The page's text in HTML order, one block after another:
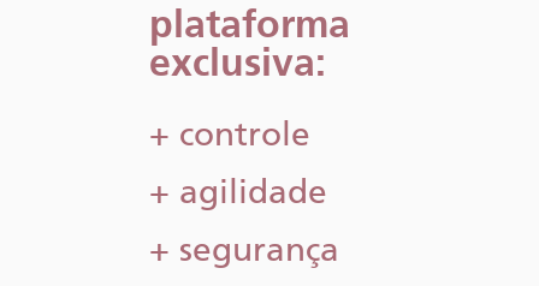
plataforma
exclusiva:
+ controle
+ agilidade
+ segurança